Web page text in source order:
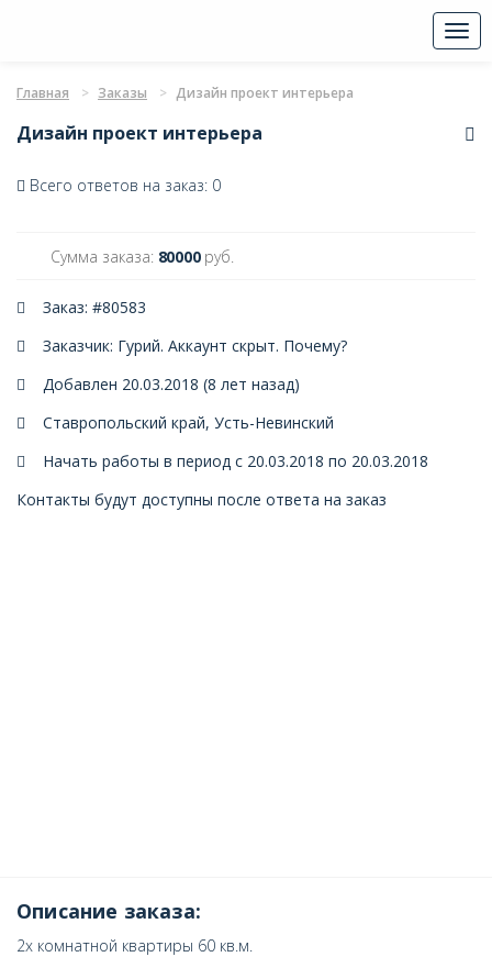
Главная Заказы Дизайн проект интерьера
Дизайн проект интерьера
Всего ответов на заказ: 0
Сумма заказа: 80000 руб.
Заказ: #80583
Заказчик: Гурий. Аккаунт скрыт. Почему?
Добавлен 20.03.2018 (8 лет назад)
Ставропольский край, Усть-Невинский
Начать работы в период с 20.03.2018 по 20.03.2018
Контакты будут доступны после ответа на заказ
Описание заказа:
2х комнатной квартиры 60 кв.м.